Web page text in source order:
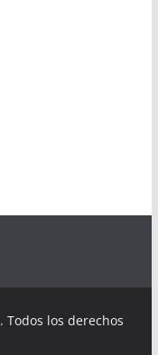
. Todos los derechos